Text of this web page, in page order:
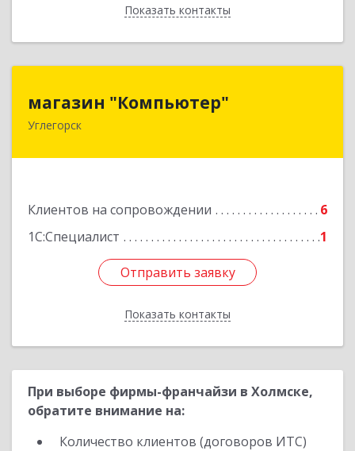
Показать контакты
Назад
магазин "Компьютер"
Углегорск
Клиентов на сопровождении
6
1С:Специалист
1
Отправить заявку
Показать контакты
694920, Сахалинская обл, Углегорский р-н,
Отправить заявку
Назад
При выборе фирмы-франчайзи в Холмске,
обратите внимание на:
Количество клиентов (договоров ИТС)